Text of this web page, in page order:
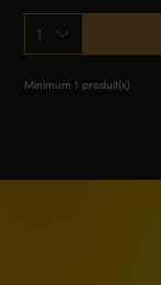
1
Minimum 1 produit(s)